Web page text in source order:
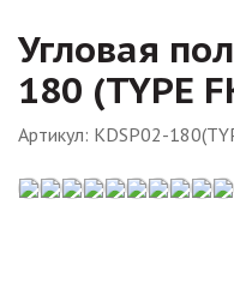
Угловая
180 (TYPE
Артикул: KDSP02-